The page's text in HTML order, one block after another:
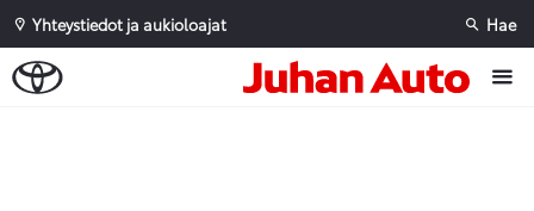
Yhteystiedot ja aukioloajat Hae